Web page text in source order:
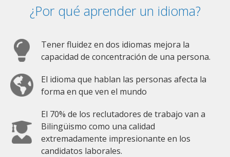
¿Por qué aprender un idioma?
Tener fluidez en dos idiomas mejora la
capacidad de concentración de una persona.
El idioma que hablan las personas afecta la
forma en que ven el mundo
El 70% de los reclutadores de trabajo van a
Bilingüismo como una calidad
extremadamente impresionante en los
candidatos laborales.